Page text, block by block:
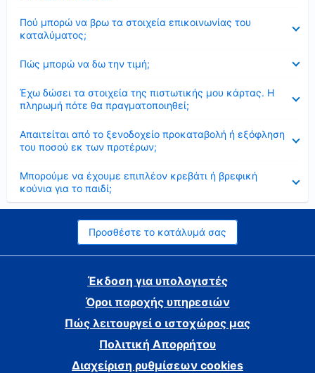
Πού μπορώ να βρω τα στοιχεία επικοινωνίας του
καταλύματος;
Πώς μπορώ να δω την τιμή;
Έχω δώσει τα στοιχεία της πιστωτικής μου κάρτας. Η
πληρωμή πότε θα πραγματοποιηθεί;
Απαιτείται από το ξενοδοχείο προκαταβολή ή εξόφληση
του ποσού εκ των προτέρων;
Μπορούμε να έχουμε επιπλέον κρεβάτι ή βρεφική
κούνια για το παιδί;
Προσθέστε το κατάλυμά σας
Έκδοση για υπολογιστές
Όροι παροχής υπηρεσιών
Πώς λειτουργεί ο ιστοχώρος μας
Πολιτική Απορρήτου
Διαχείριση ρυθμίσεων cookies